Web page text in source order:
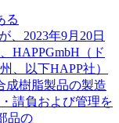
る
、2023年9月20日
HAPPGmbH（ド
、以下HAPP社）
成樹脂製品の製造
請負および管理を
品の